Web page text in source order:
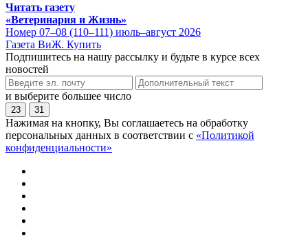
Читать газету
«Ветеринария и Жизнь»
Номер 07–08 (110–111) июль–август 2026
Газета ВиЖ. Купить
Подпишитесь на нашу рассылку и будьте в курсе всех
новостей
и выберите большее число
23 31
Нажимая на кнопку, Вы соглашаетесь на обработку
персональных данных в соответствии с «Политикой
конфиденциальности»